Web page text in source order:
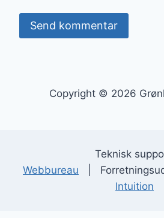
Copyright © 2026
Teknisk
Webbureau |
Intuition